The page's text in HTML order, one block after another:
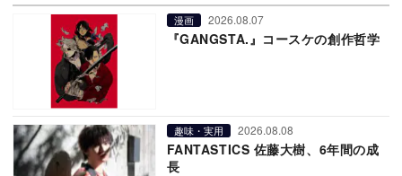
漫画 2026.08.07
『GANGSTA.』コースケの創作哲学
趣味・実用 2026.08.08
FANTASTICS 佐藤大樹、6年間の成
長